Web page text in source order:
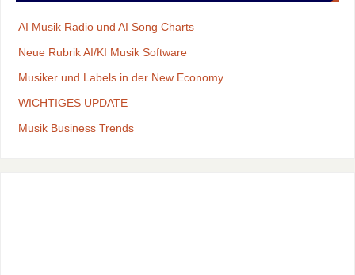
AI Musik Radio und AI Song Charts
Neue Rubrik AI/KI Musik Software
Musiker und Labels in der New Economy
WICHTIGES UPDATE
Musik Business Trends